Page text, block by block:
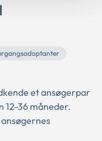
et ansøgerpar
12-36 måneder.